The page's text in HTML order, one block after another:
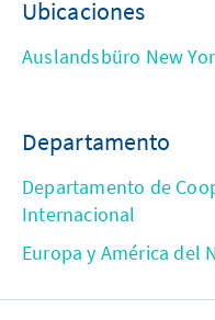
Ubicaciones
Auslandsbüro New
Departamento
Departamento de
Internacional
Europa y América del